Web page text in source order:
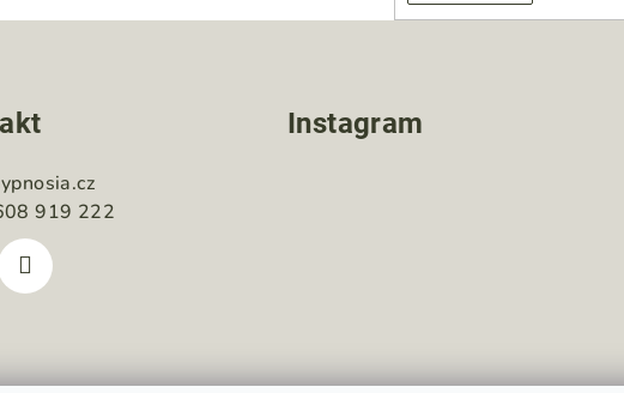
919 222
Instagram